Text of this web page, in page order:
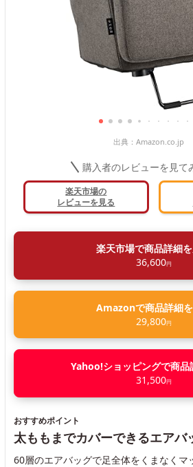
出典： Amazon.co.jp
購入者のレビューを見て
楽天市場の
レビューを見る
楽天市場で商品詳細
36,600円
Amazonで商品詳細
29,800円
Yahoo!ショッピングで商品
31,500円
おすすめポイント
太ももまでカバーできるエアバ
60層のエアバッグで足全体をくまなくマ